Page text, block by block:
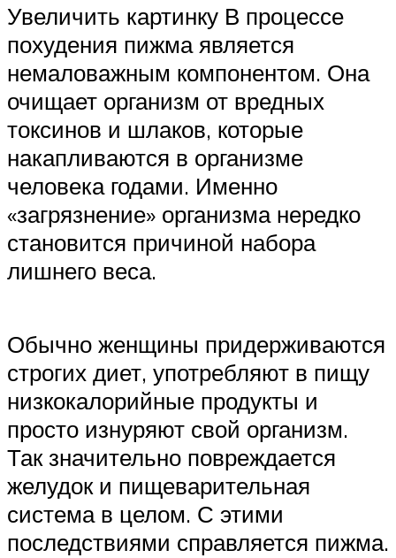
Увеличить картинку В процессе
похудения пижма является
немаловажным компонентом. Она
очищает организм от вредных
токсинов и шлаков, которые
накапливаются в организме
человека годами. Именно
«загрязнение» организма нередко
становится причиной набора
лишнего веса.
Обычно женщины придерживаются
строгих диет, употребляют в пищу
низкокалорийные продукты и
просто изнуряют свой организм.
Так значительно повреждается
желудок и пищеварительная
система в целом. С этими
последствиями справляется пижма.